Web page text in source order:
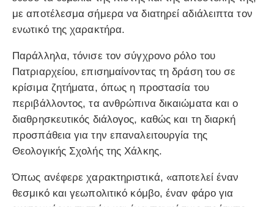
με αποτέλεσμα σήμερα να διατηρεί αδιάλειπτα τον
ενωτικό της χαρακτήρα.
Παράλληλα, τόνισε τον σύγχρονο ρόλο του
Πατριαρχείου, επισημαίνοντας τη δράση του σε
κρίσιμα ζητήματα, όπως η προστασία του
περιβάλλοντος, τα ανθρώπινα δικαιώματα και ο
διαθρησκευτικός διάλογος, καθώς και τη διαρκή
προσπάθεια για την επαναλειτουργία της
Θεολογικής Σχολής της Χάλκης.
Όπως ανέφερε χαρακτηριστικά, «αποτελεί έναν
θεσμικό και γεωπολιτικό κόμβο, έναν φάρο για